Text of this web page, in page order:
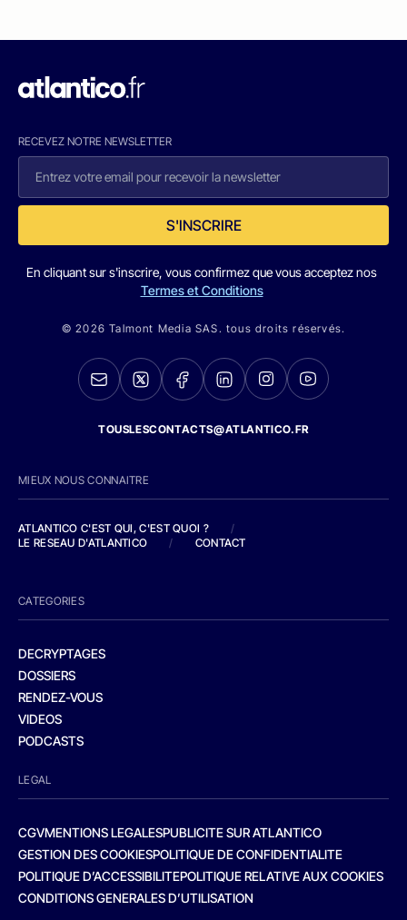
RECEVEZ NOTRE NEWSLETTER
S'INSCRIRE
En cliquant sur s'inscrire, vous confirmez que vous acceptez nos
Termes et Conditions
© 2026 Talmont Media SAS. tous droits réservés.
TOUSLESCONTACTS@ATLANTICO.FR
MIEUX NOUS CONNAITRE
ATLANTICO C'EST QUI, C'EST QUOI ?
/
LE RESEAU D'ATLANTICO
/ CONTACT
CATEGORIES
DECRYPTAGES
DOSSIERS
RENDEZ-VOUS
VIDEOS
PODCASTS
LEGAL
CGVMENTIONS LEGALESPUBLICITE SUR ATLANTICO
GESTION DES COOKIESPOLITIQUE DE CONFIDENTIALITE
POLITIQUE D’ACCESSIBILITEPOLITIQUE RELATIVE AUX COOKIES
CONDITIONS GENERALES D’UTILISATION